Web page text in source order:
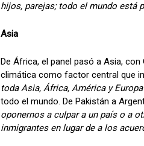
hijos, parejas; todo el mundo está
Asia
De África, el panel pasó a Asia,
climática como factor central que
toda Asia, África, América y
todo el mundo. De Pakistán a
oponernos a culpar a un país o a
inmigrantes en lugar de a los